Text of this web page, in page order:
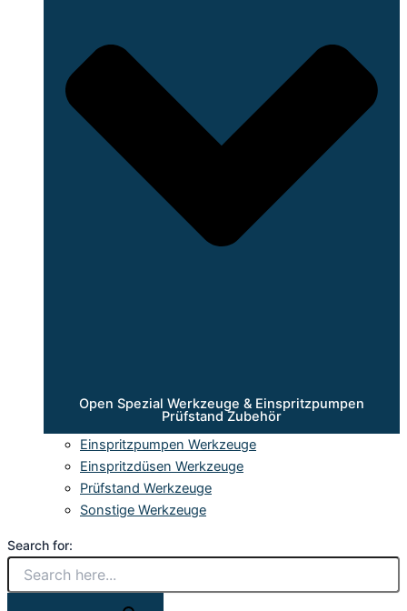
Open Spezial Werkzeuge & Einspritzpumpen
Prüfstand Zubehör
Einspritzpumpen Werkzeuge
Einspritzdüsen Werkzeuge
Prüfstand Werkzeuge
Sonstige Werkzeuge
Search for: